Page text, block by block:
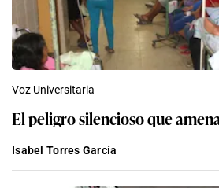
Voz Universitaria
El peligro silencioso que
Isabel Torres García